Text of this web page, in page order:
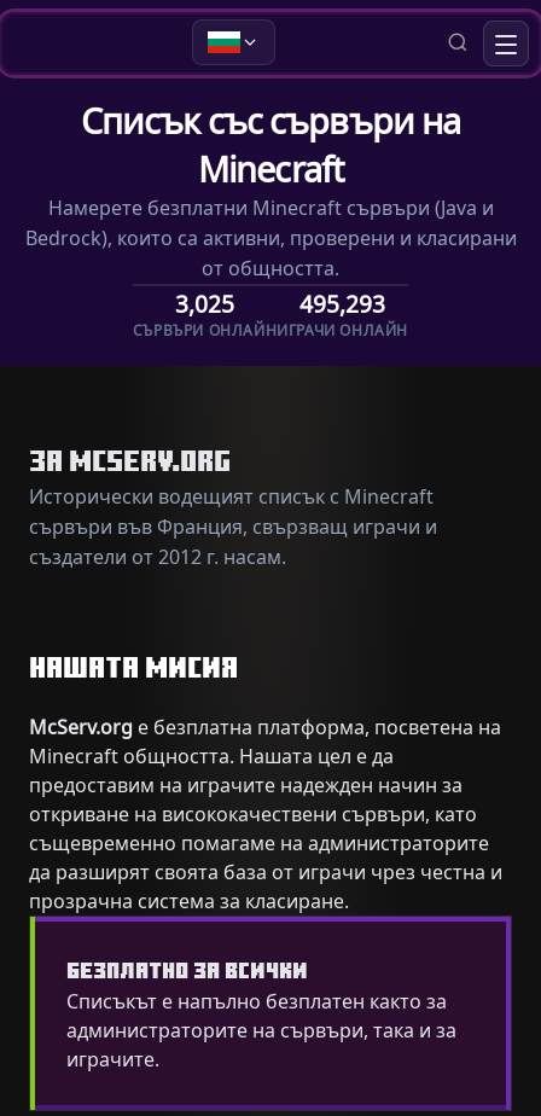
Списък със сървъри на
Minecraft
Намерете безплатни Minecraft сървъри (Java и
Bedrock), които са активни, проверени и класирани
от общността.
3,025
СЪРВЪРИ ОНЛАЙН
495,293
ИГРАЧИ ОНЛАЙН
ЗА MCSERV.ORG
Исторически водещият списък с Minecraft
сървъри във Франция, свързващ играчи и
създатели от 2012 г. насам.
НАШАТА МИСИЯ
McServ.org е безплатна платформа, посветена на
Minecraft общността. Нашата цел е да
предоставим на играчите надежден начин за
откриване на висококачествени сървъри, като
същевременно помагаме на администраторите
да разширят своята база от играчи чрез честна и
прозрачна система за класиране.
БЕЗПЛАТНО ЗА ВСИЧКИ
Списъкът е напълно безплатен както за
администраторите на сървъри, така и за
играчите.